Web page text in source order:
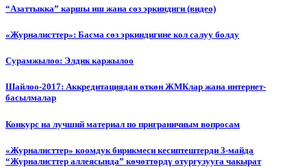
“Азаттыкка” каршы иш жана сөз эркиндиги (видео)
«Журналисттер»: Басма сөз эркиндигине кол салуу болду
Сурамжылоо: Элдик каржылоо
Шайлоо-2017: Аккредитациядан өткөн ЖМКлар жана интернет-
басылмалар
Конкурс на лучший материал по приграничным вопросам
«Журналисттер» коомдук бирикмеси кесиптештерди 3-майда
“Журналисттер аллеясында” көчөттөрдү отургузууга чакырат